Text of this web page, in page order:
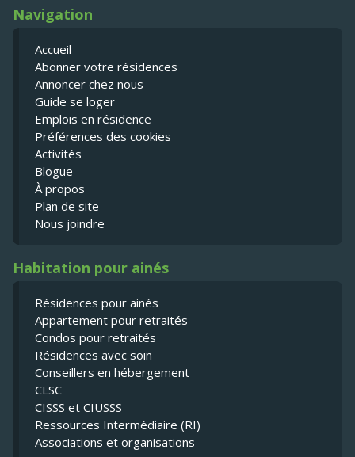
Navigation
Accueil
Abonner votre résidences
Annoncer chez nous
Guide se loger
Emplois en résidence
Préférences des cookies
Activités
Blogue
À propos
Plan de site
Nous joindre
Habitation pour ainés
Résidences pour ainés
Appartement pour retraités
Condos pour retraités
Résidences avec soin
Conseillers en hébergement
CLSC
CISSS et CIUSSS
Ressources Intermédiaire (RI)
Associations et organisations